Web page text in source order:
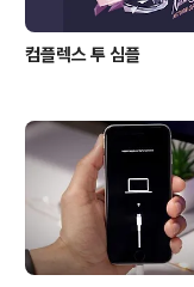
컴플렉스 투 심플